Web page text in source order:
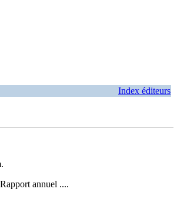
Index éditeurs
Rapport annuel ....